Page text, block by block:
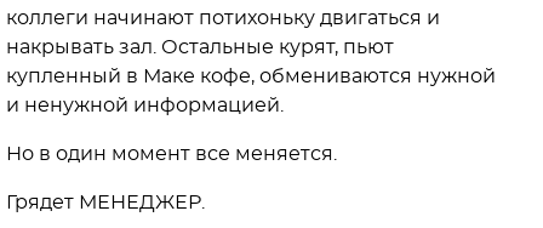
коллеги начинают потихоньку двигаться и
накрывать зал. Остальные курят, пьют
купленный в Маке кофе, обмениваются нужной
и ненужной информацией.
Но в один момент все меняется.
Грядет МЕНЕДЖЕР.